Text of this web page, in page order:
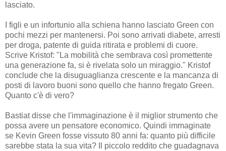
lasciato.
I figli e un infortunio alla schiena hanno lasciato Green con
pochi mezzi per mantenersi. Poi sono arrivati diabete, arresti
per droga, patente di guida ritirata e problemi di cuore.
Scrive Kristof: "La mobilità che sembrava così promettente
una generazione fa, si è rivelata solo un miraggio." Kristof
conclude che la disuguaglianza crescente e la mancanza di
posti di lavoro buoni sono quello che hanno fregato Green.
Quanto c'è di vero?
Bastiat disse che l'immaginazione è il miglior strumento che
possa avere un pensatore economico. Quindi immaginate
se Kevin Green fosse vissuto 80 anni fa: quanto più difficile
sarebbe stata la sua vita? Il piccolo reddito che guadagnava